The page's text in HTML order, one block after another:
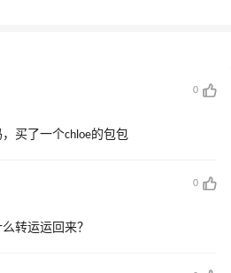
0
买了一个chloe的包包
0
转运运回来？